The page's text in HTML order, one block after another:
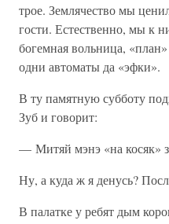
трое. Землячество мы
гости. Естественно, мы к
богемная вольница,
одни автоматы да «эфки».
В ту памятную субботу
Зуб и говорит:
— Митяй мэнэ «на косяк»
Ну, а куда ж я денусь?
В палатке у ребят дым